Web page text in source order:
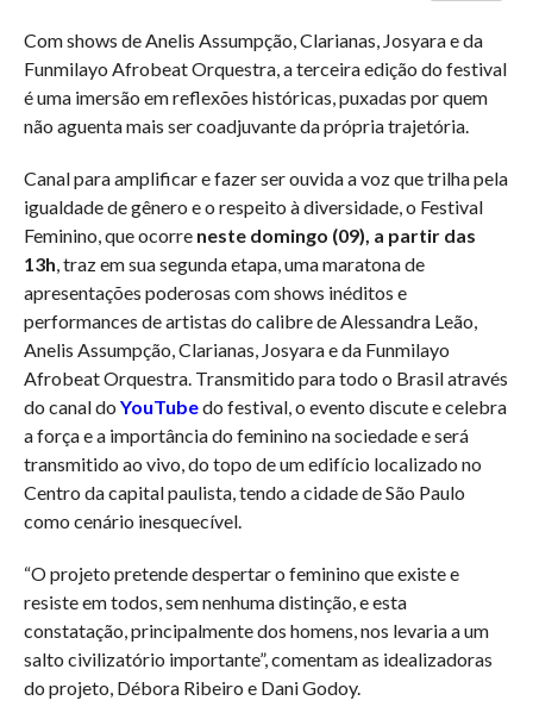
Com shows de Anelis Assumpção, Clarianas, Josyara e da
Funmilayo Afrobeat Orquestra, a terceira edição do festival
é uma imersão em reflexões históricas, puxadas por quem
não aguenta mais ser coadjuvante da própria trajetória.
Canal para amplificar e fazer ser ouvida a voz que trilha pela
igualdade de gênero e o respeito à diversidade, o Festival
Feminino, que ocorre neste domingo (09), a partir das
13h, traz em sua segunda etapa, uma maratona de
apresentações poderosas com shows inéditos e
performances de artistas do calibre de Alessandra Leão,
Anelis Assumpção, Clarianas, Josyara e da Funmilayo
Afrobeat Orquestra. Transmitido para todo o Brasil através
do canal do YouTubedo festival, o evento discute e celebra
a força e a importância do feminino na sociedade e será
transmitido ao vivo, do topo de um edifício localizado no
Centro da capital paulista, tendo a cidade de São Paulo
como cenário inesquecível.
“O projeto pretende despertar o feminino que existe e
resiste em todos, sem nenhuma distinção, e esta
constatação, principalmente dos homens, nos levaria a um
salto civilizatório importante”, comentam as idealizadoras
do projeto, Débora Ribeiro e Dani Godoy.